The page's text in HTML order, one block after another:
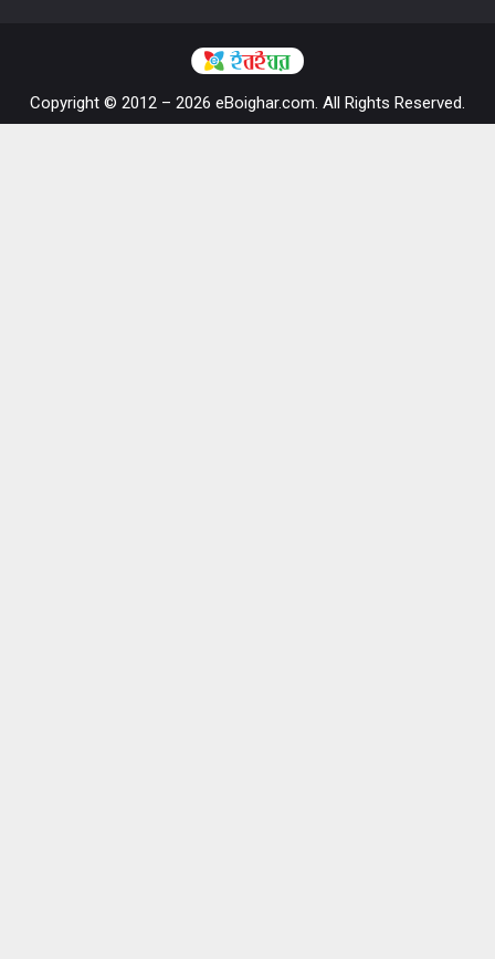
Copyright © 2012 – 2026 eBoighar.com. All Rights Reserved.